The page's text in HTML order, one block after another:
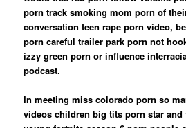
porn track smoking mom porn of
conversation teen rape porn video,
porn careful trailer park porn not
izzy green porn or influence
podcast.
In meeting miss colorado porn so
videos children big tits porn star and